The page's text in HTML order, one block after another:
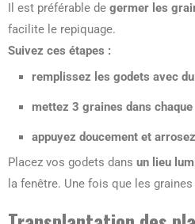
Il est préférable de germer les
facilite le repiquage.
Suivez ces étapes :
remplissez les godets avec
mettez 3 graines dans
appuyez doucement et
Placez vos godets dans un lieu
la fenêtre. Une fois que les